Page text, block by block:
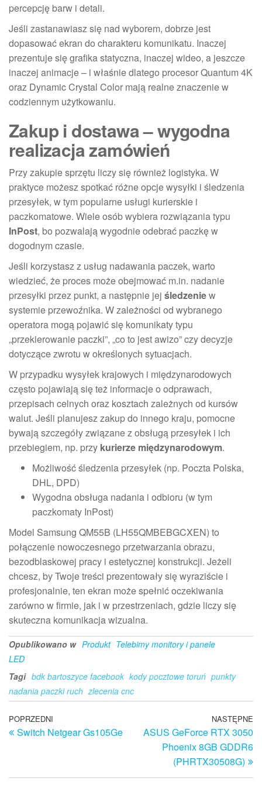
percepcję barw i detali.
Jeśli zastanawiasz się nad wyborem, dobrze jest
dopasować ekran do charakteru komunikatu. Inaczej
prezentuje się grafika statyczna, inaczej wideo, a jeszcze
inaczej animacje – i właśnie dlatego procesor Quantum 4K
oraz Dynamic Crystal Color mają realne znaczenie w
codziennym użytkowaniu.
Zakup i dostawa – wygodna
realizacja zamówień
Przy zakupie sprzętu liczy się również logistyka. W
praktyce możesz spotkać różne opcje wysyłki i śledzenia
przesyłek, w tym popularne usługi kurierskie i
paczkomatowe. Wiele osób wybiera rozwiązania typu
InPost, bo pozwalają wygodnie odebrać paczkę w
dogodnym czasie.
Jeśli korzystasz z usług nadawania paczek, warto
wiedzieć, że proces może obejmować m.in. nadanie
przesyłki przez punkt, a następnie jej śledzeniew
systemie przewoźnika. W zależności od wybranego
operatora mogą pojawić się komunikaty typu
„przekierowanie paczki”, „co to jest awizo” czy decyzje
dotyczące zwrotu w określonych sytuacjach.
W przypadku wysyłek krajowych i międzynarodowych
często pojawiają się też informacje o odprawach,
przepisach celnych oraz kosztach zależnych od kursów
walut. Jeśli planujesz zakup do innego kraju, pomocne
bywają szczegóły związane z obsługą przesyłek i ich
przebiegiem, np. przy kurierze międzynarodowym.
Możliwość śledzenia przesyłek (np. Poczta Polska,
DHL, DPD)
Wygodna obsługa nadania i odbioru (w tym
paczkomaty InPost)
Model Samsung QM55B (LH55QMBEBGCXEN) to
połączenie nowoczesnego przetwarzania obrazu,
bezodblaskowej pracy i estetycznej konstrukcji. Jeżeli
chcesz, by Twoje treści prezentowały się wyraziście i
profesjonalnie, ten ekran może spełnić oczekiwania
zarówno w firmie, jak i w przestrzeniach, gdzie liczy się
skuteczna komunikacja wizualna.
Opublikowano w Produkt Telebimy monitory i panele
LED
Tagi bdk bartoszyce facebook kody pocztowe toruń punkty
nadania paczki ruch zlecenia cnc
Nawigacja
wpisu
Poprzedni
wpis
POPRZEDNI
Switch Netgear Gs105Ge
NASTĘPNE
ASUS GeForce RTX 3050
Phoenix 8GB GDDR6
(PHRTX30508G)